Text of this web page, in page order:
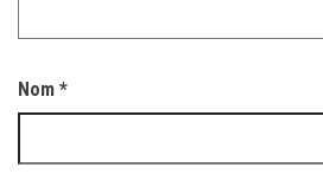
Nom *